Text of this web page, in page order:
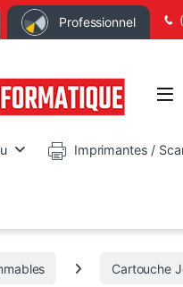
Professionnel
Imprimantes /
Cartouche